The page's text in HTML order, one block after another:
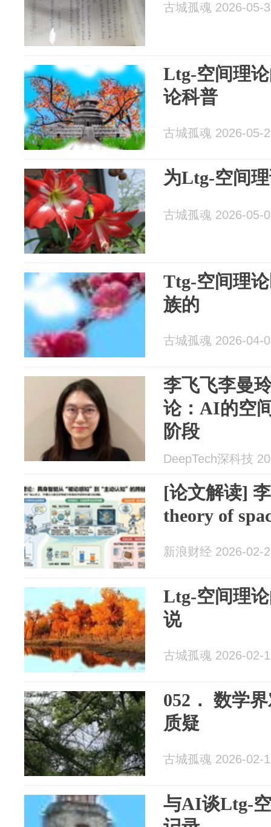
古城孤魂 2026-05-
Ltg-空间理论
论科普
古城孤魂 2026-05-
为Ltg-空间
古城孤魂 2026-05-
Ttg-空间理
族的
古城孤魂 2026-04-
李飞飞李曼
论：AI的空
阶段
DeepTech深科技
[论文解读]
theory of
新浪财经 2026-02-
Ltg-空间理论的
说
古城孤魂 2026-02-
052． 数学界对Ltg-空间理论的
质疑
古城孤魂 2026-02-
与AI谈Ltg-